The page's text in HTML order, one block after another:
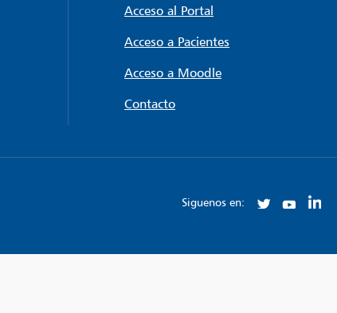
Acceso al Portal
Acceso a Pacientes
Acceso a Moodle
Contacto
Siguenos en: